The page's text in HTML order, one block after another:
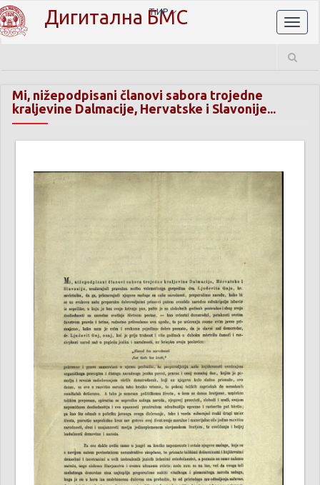
Дигитална БМС
ЋИР
Mi, nižepodpisani članovi sabora trojedne
kraljevine Dalmacije, Hervatske i Slavonije...